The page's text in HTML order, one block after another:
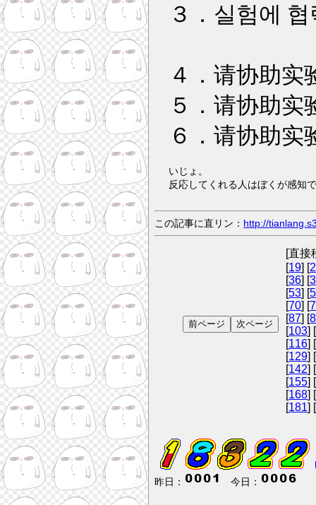
３． 실험에
４．请协助实
５．请协助实
６．请协助实
いじょ。
反応してくれる人はぼくが感知
この記事に直リン： http://
[直接
[19] [
[36] [
[53] [
[70] [
[87] [
[103] [
[116] [
[129] [
[142] [
[155] [
[168] [
[181] [
昨日： 今日：